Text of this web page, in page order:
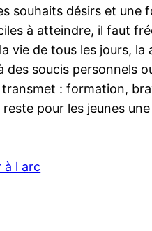
désirs et une
à atteindre, il faut
vie de tous les jours,
soucis personnels
: formation,
pour les jeunes
à l arc